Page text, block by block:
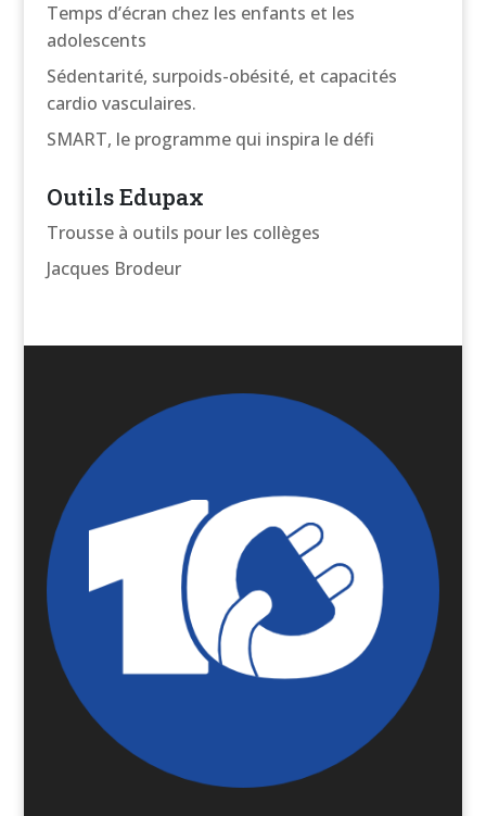
Temps d’écran chez les enfants et les
adolescents
Sédentarité, surpoids-obésité, et capacités
cardio vasculaires.
SMART, le programme qui inspira le défi
Outils Edupax
Trousse à outils pour les collèges
Jacques Brodeur